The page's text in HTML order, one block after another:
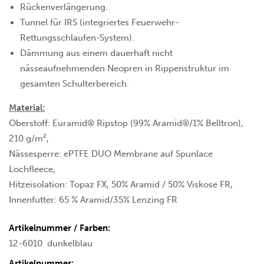
Rückenverlängerung.
Tunnel für IRS (integriertes Feuerwehr-
Rettungsschlaufen-System).
Dämmung aus einem dauerhaft nicht
nässeaufnehmenden Neopren in Rippenstruktur im
gesamten Schulterbereich.
Material:
Oberstoff: Euramid® Ripstop (99% Aramid®/1% Belltron),
210 g/m²,
Nässesperre: ePTFE DUO Membrane auf Spunlace
Lochfleece,
Hitzeisolation: Topaz FX, 50% Aramid / 50% Viskose FR,
Innenfutter: 65 % Aramid/35% Lenzing FR
Artikelnummer / Farben:
12-6010 dunkelblau